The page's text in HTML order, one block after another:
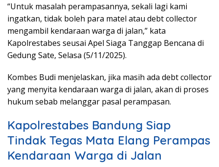
“Untuk masalah perampasannya, sekali lagi kami
ingatkan, tidak boleh para matel atau debt collector
mengambil kendaraan warga di jalan,” kata
Kapolrestabes seusai Apel Siaga Tanggap Bencana di
Gedung Sate, Selasa (5/11/2025).
Kombes Budi menjelaskan, jika masih ada debt collector
yang menyita kendaraan warga di jalan, akan di proses
hukum sebab melanggar pasal perampasan.
Kapolrestabes Bandung Siap
Tindak Tegas Mata Elang Perampas
Kendaraan Warga di Jalan